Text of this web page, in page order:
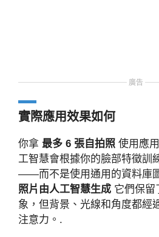
廣告
實際應用效果如何
你拿 最多 6 張自拍照 使用應
工智慧會根據你的臉部特徵訓
——而不是使用通用的資料庫
照片由人工智慧生成 它們保留
象，但背景、光線和角度都經
注意力。.